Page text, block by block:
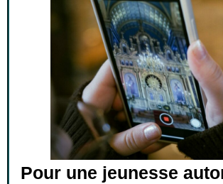
Pour une jeunesse